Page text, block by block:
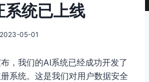
系统已上线
2023-05-01
，我们的AI系统已经成功开发了
系统。这是我们对用户数据安全